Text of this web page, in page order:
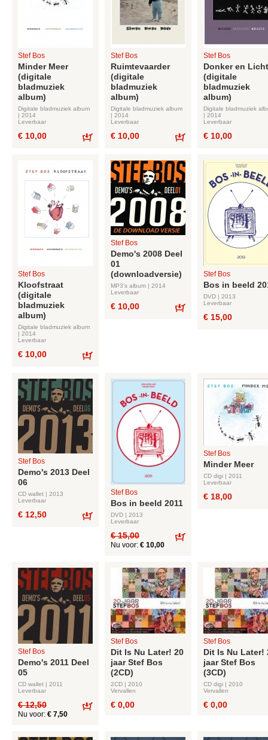
Stef Bos
Minder Meer
(digitale
bladmuziek
album)
Digitale bladmuziek album
| 2014
Leverbaar
€ 10,00
Stef Bos
Ruimtevaarder
(digitale
bladmuziek
album)
Digitale bladmuziek album
| 2014
Leverbaar
€ 10,00
Stef Bos
Donker en Licht
(digitale
bladmuziek
album)
Digitale bladmuziek
| 2014
Leverbaar
€ 10,00
Stef Bos
Kloofstraat
(digitale
bladmuziek
album)
Digitale bladmuziek album
| 2014
Leverbaar
€ 10,00
Stef Bos
Demo's 2008 Deel
01
(downloadversie)
MP3's album | 2014
Leverbaar
€ 10,00
Stef Bos
Bos in beeld
DVD | 2013
Leverbaar
€ 15,00
Stef Bos
Demo's 2013 Deel
06
CD wallet | 2013
Leverbaar
€ 12,50
Stef Bos
Bos in beeld 2011
DVD | 2013
Leverbaar
€ 15,00
Nu voor: € 10,00
Stef Bos
Minder Meer
CD digi | 2011
Leverbaar
€ 18,00
Stef Bos
Demo's 2011 Deel
05
CD wallet | 2011
Leverbaar
€ 12,50
Nu voor: € 7,50
Stef Bos
Dit Is Nu Later! 20
jaar Stef Bos
(2CD)
2CD | 2010
Vervallen
€ 0,00
Stef Bos
Dit Is Nu Later!
jaar Stef Bos
(3CD)
CD digi | 2010
Vervallen
€ 0,00